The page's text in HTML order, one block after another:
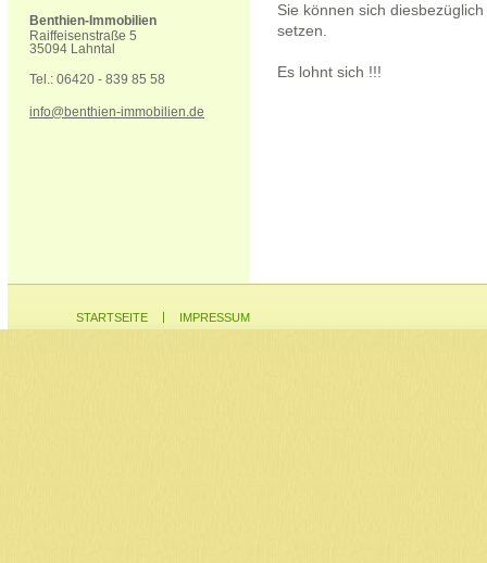
Benthien-Immobilien
Raiffeisenstraße 5
35094 Lahntal
Tel.: 06420 - 839 85 58
info@benthien-immobilien.de
Sie können sich
setzen.
Es lohnt sich !!!
STARTSEITE | IMPRESSUM